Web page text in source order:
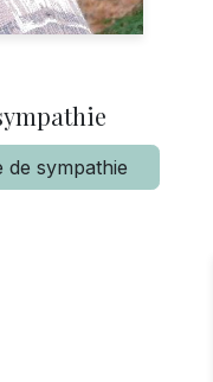
de sympathie